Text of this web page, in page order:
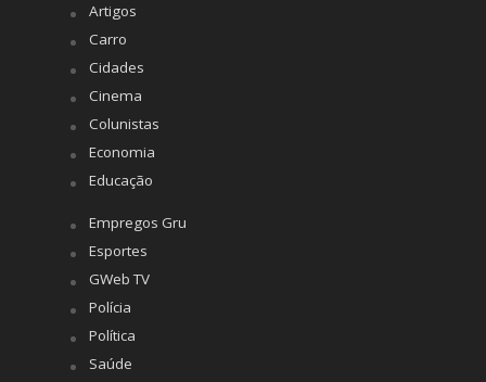
Artigos
Carro
Cidades
Cinema
Colunistas
Economia
Educação
Empregos Gru
Esportes
GWeb TV
Polícia
Política
Saúde